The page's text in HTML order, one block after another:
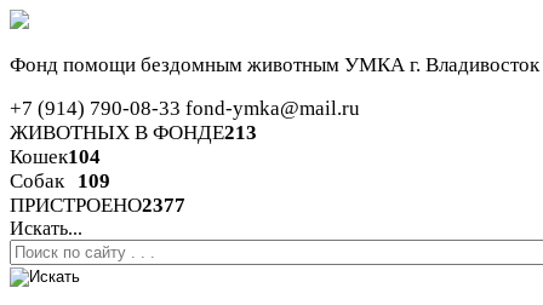
Фонд помощи бездомным животным УМКА г. Владивосток
+7 (914) 790-08-33 fond-ymka@mail.ru
ЖИВОТНЫХ В ФОНДЕ213
Кошек104
Собак
109
ПРИСТРОЕНО2377
Искать...